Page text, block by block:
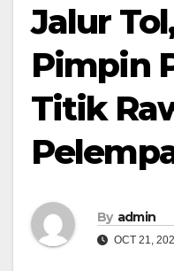
Jalur
Pimpin
Titik
By admin
OCT 21,